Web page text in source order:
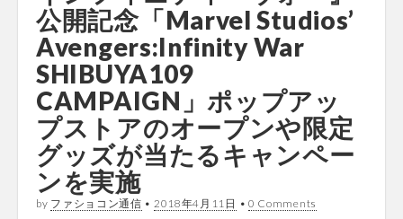
公開記念「Marvel Studios’
Avengers:Infinity War
SHIBUYA109
CAMPAIGN」ポップアッ
プストアのオープンや限定
グッズが当たるキャンペー
ンを実施
by ファショコン通信 • 2018年4月11日 • 0 Comments